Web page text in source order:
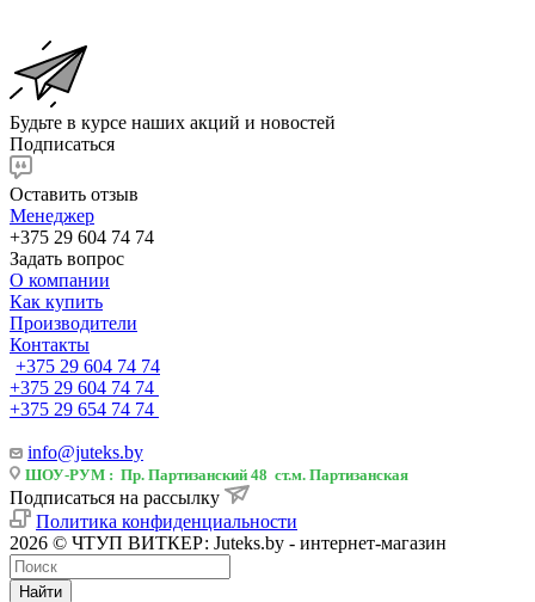
Будьте в курсе наших акций и новостей
Подписаться
Оставить отзыв
Менеджер
+375 29 604 74 74
Задать вопрос
О компании
Как купить
Производители
Контакты
+375 29 604 74 74
+375 29 604 74 74
+375 29 654 74 74
info@juteks.by
ШОУ-РУМ : Пр. Партизанский 48 ст.м. Партизанская
Подписаться на рассылку
Политика конфиденциальности
2026 © ЧТУП ВИТКЕР: Juteks.by - интернет-магазин
Найти